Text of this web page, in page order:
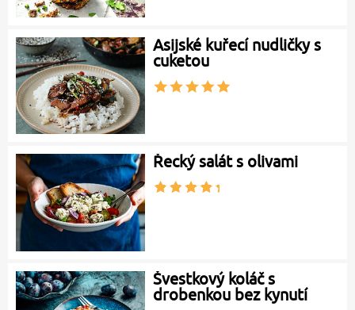
Asijské kuřecí nudličky s
cuketou
Řecký salát s olivami
Švestkový koláč s
drobenkou bez kynutí